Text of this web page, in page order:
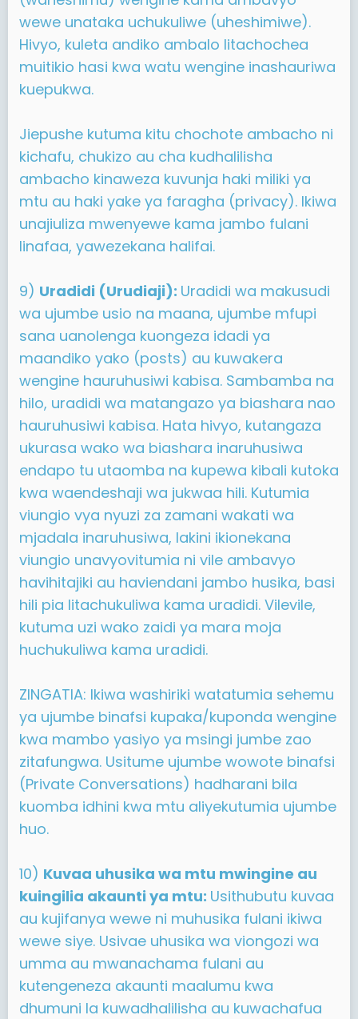
wewe unataka uchukuliwe (uheshimiwe).
Hivyo, kuleta andiko ambalo litachochea
muitikio hasi kwa watu wengine inashauriwa
kuepukwa.
Jiepushe kutuma kitu chochote ambacho ni
kichafu, chukizo au cha kudhalilisha
ambacho kinaweza kuvunja haki miliki ya
mtu au haki yake ya faragha (privacy). Ikiwa
unajiuliza mwenyewe kama jambo fulani
linafaa, yawezekana halifai.
9) Uradidi (Urudiaji): Uradidi wa makusudi
wa ujumbe usio na maana, ujumbe mfupi
sana uanolenga kuongeza idadi ya
maandiko yako (posts) au kuwakera
wengine hauruhusiwi kabisa. Sambamba na
hilo, uradidi wa matangazo ya biashara nao
hauruhusiwi kabisa. Hata hivyo, kutangaza
ukurasa wako wa biashara inaruhusiwa
endapo tu utaomba na kupewa kibali kutoka
kwa waendeshaji wa jukwaa hili. Kutumia
viungio vya nyuzi za zamani wakati wa
mjadala inaruhusiwa, lakini ikionekana
viungio unavyovitumia ni vile ambavyo
havihitajiki au haviendani jambo husika, basi
hili pia litachukuliwa kama uradidi. Vilevile,
kutuma uzi wako zaidi ya mara moja
huchukuliwa kama uradidi.
ZINGATIA: Ikiwa washiriki watatumia sehemu
ya ujumbe binafsi kupaka/kuponda wengine
kwa mambo yasiyo ya msingi jumbe zao
zitafungwa. Usitume ujumbe wowote binafsi
(Private Conversations) hadharani bila
kuomba idhini kwa mtu aliyekutumia ujumbe
huo.
10) Kuvaa uhusika wa mtu mwingine au
kuingilia akaunti ya mtu: Usithubutu kuvaa
au kujifanya wewe ni muhusika fulani ikiwa
wewe siye. Usivae uhusika wa viongozi wa
umma au mwanachama fulani au
kutengeneza akaunti maalumu kwa
dhumuni la kuwadhalilisha au kuwachafua